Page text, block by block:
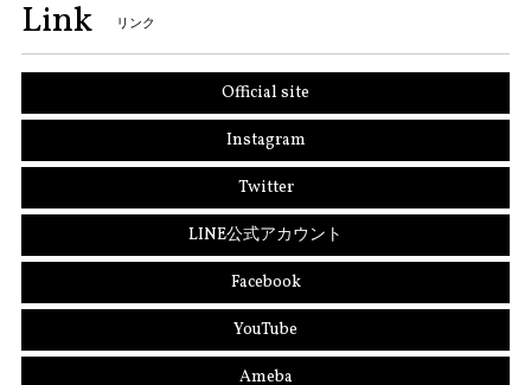
Link リンク
Official site
Instagram
Twitter
LINE公式アカウント
Facebook
YouTube
Ameba